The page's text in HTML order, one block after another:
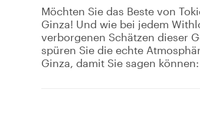
Möchten Sie das Beste von
Ginza! Und wie bei jedem
verborgenen Schätzen dieser
spüren Sie die echte
Ginza, damit Sie sagen